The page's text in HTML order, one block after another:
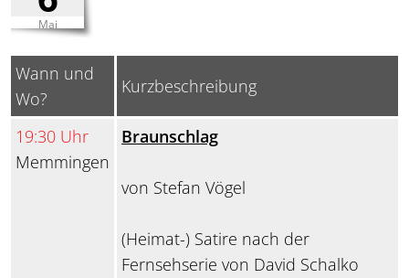
Mai
Wann und
Wo?
Kurzbeschreibung
19:30 Uhr
Memmingen
Braunschlag
von Stefan Vögel
(Heimat-) Satire nach der
Fernsehserie von David Schalko